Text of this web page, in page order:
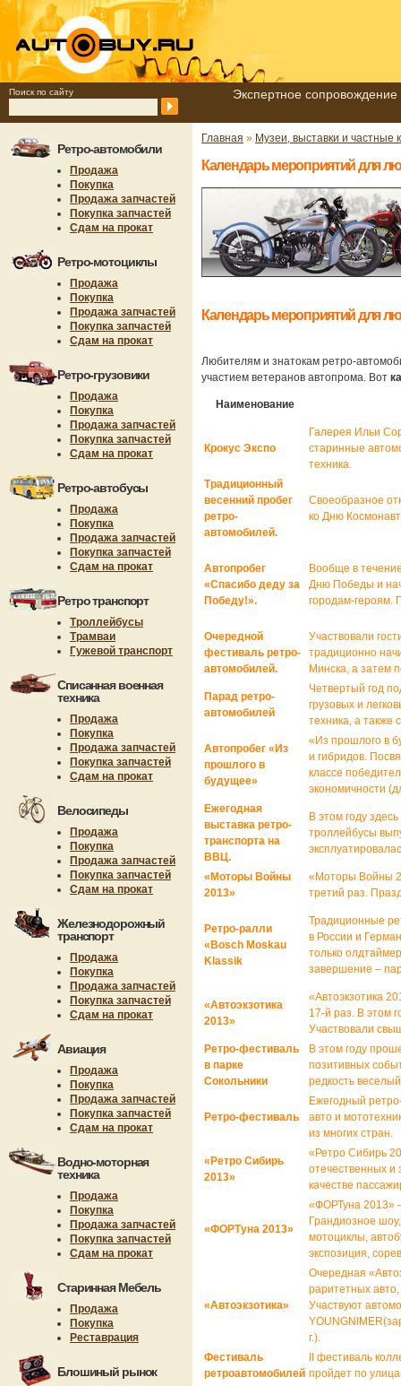
Поиск по сайту Экспертное
Ретро-автомобили
Продажа
Покупка
Продажа запчастей
Покупка запчастей
Сдам на прокат
Ретро-мотоциклы
Продажа
Покупка
Продажа запчастей
Покупка запчастей
Сдам на прокат
Ретро-грузовики
Продажа
Покупка
Продажа запчастей
Покупка запчастей
Сдам на прокат
Ретро-автобусы
Продажа
Покупка
Продажа запчастей
Покупка запчастей
Сдам на прокат
Ретро транспорт
Троллейбусы
Трамваи
Гужевой транспорт
Списанная военная
техника
Продажа
Покупка
Продажа запчастей
Покупка запчастей
Сдам на прокат
Велосипеды
Продажа
Покупка
Продажа запчастей
Покупка запчастей
Сдам на прокат
Железнодорожный
транспорт
Продажа
Покупка
Продажа запчастей
Покупка запчастей
Сдам на прокат
Авиация
Продажа
Покупка
Продажа запчастей
Покупка запчастей
Сдам на прокат
Водно-моторная
техника
Продажа
Покупка
Продажа запчастей
Покупка запчастей
Сдам на прокат
Старинная Мебель
Продажа
Покупка
Реставрация
Блошиный рынок
Главная » Музеи, выставки и частные
Календарь мероприятий для
Календарь мероприятий для
Любителям и знатокам ретро-
участием ветеранов автопрома. Вот
Наименование
Крокус Экспо
Галерея Ильи
старинные
техника.
Традиционный
весенний пробег
ретро-
автомобилей.
Своеобразное
ко Дню
Автопробег
«Спасибо деду за
Победу!».
Вообще в
Дню Победы и
городам-героям.
Очередной
фестиваль ретро-
автомобилей.
Участвовали
традиционно
Минска, а затем
Парад ретро-
автомобилей
Четвертый год
грузовых и
техника, а
Автопробег «Из
прошлого в
будущее»
«Из прошлого в
и гибридов.
классе
экономичности
Ежегодная
выставка ретро-
транспорта на
ВВЦ.
В этом году
троллейбусы
«Моторы Войны
2013»
«Моторы Войны
третий раз.
Ретро-ралли
«Bosch Moskau
Klassik
Традиционные
в России и
только
завершение –
«Автоэкзотика
2013»
«Автоэкзотика
17-й раз. В этом
Участвовали
Ретро-фестиваль
в парке
Сокольники
В этом году
позитивных
редкость
Ретро-фестиваль
Ежегодный
авто и
из многих стран.
«Ретро Сибирь
2013»
«Ретро Сибирь
отечественных и
качестве
«ФОРТуна 2013»
«ФОРТуна 2013»
Грандиозное
мотоциклы,
экспозиция,
«Автоэкзотика»
Очередная
раритетных
Участвуют
г.).
Фестиваль
ретроавтомобилей
II фестиваль
пройдет по